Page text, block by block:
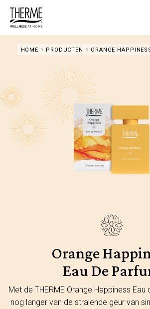
HOME PRODUCTEN ORANGE
Orange
Eau De
Met de THERME Orange Happiness
nog langer van de stralende geur van